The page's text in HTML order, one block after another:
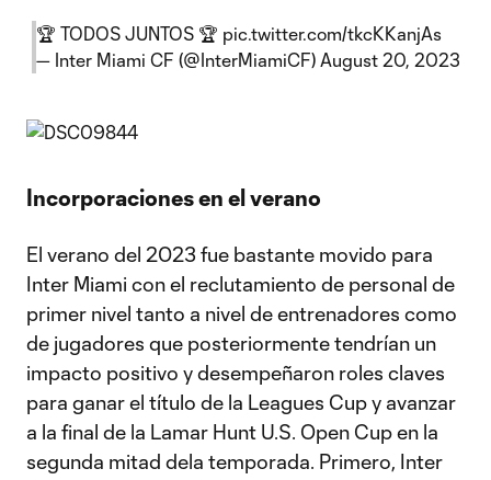
🏆 TODOS JUNTOS 🏆 pic.twitter.com/tkcKKanjAs
— Inter Miami CF (@InterMiamiCF) August 20, 2023
Incorporaciones en el verano
El verano del 2023 fue bastante movido para
Inter Miami con el reclutamiento de personal de
primer nivel tanto a nivel de entrenadores como
de jugadores que posteriormente tendrían un
impacto positivo y desempeñaron roles claves
para ganar el título de la Leagues Cup y avanzar
a la final de la Lamar Hunt U.S. Open Cup en la
segunda mitad dela temporada. Primero, Inter